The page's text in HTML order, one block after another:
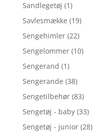
Sandlegetøj (1)
Savlesmække (19)
Sengehimler (22)
Sengelommer (10)
Sengerand (1)
Sengerande (38)
Sengetilbehør (83)
Sengetøj - baby (33)
Sengetøj - junior (28)